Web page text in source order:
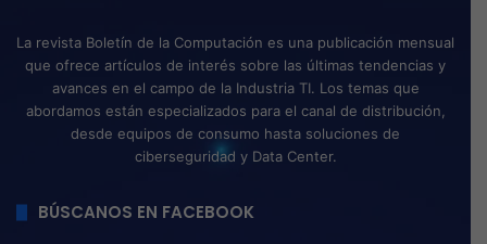
La revista Boletín de la Computación es una publicación mensual
que ofrece artículos de interés sobre las últimas tendencias y
avances en el campo de la Industria TI. Los temas que
abordamos están especializados para el canal de distribución,
desde equipos de consumo hasta soluciones de
ciberseguridad y Data Center.
BÚSCANOS EN FACEBOOK